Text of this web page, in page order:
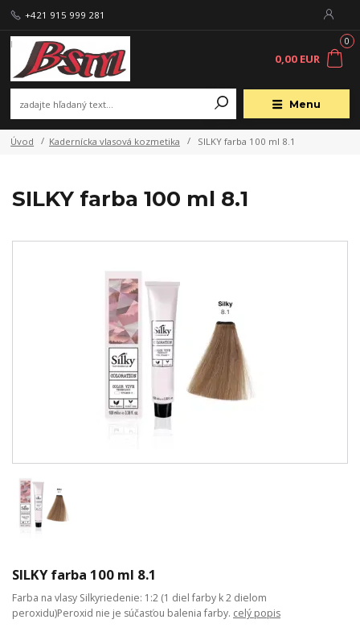
Menu
+421 915 999 281
0
0,00 EUR
Úvod Kadernícka vlasová kozmetika SILKY farba 100 ml 8.1
SILKY farba 100 ml 8.1
SILKY farba 100 ml 8.1
Farba na vlasy Silkyriedenie: 1:2 (1 diel farby k 2 dielom
peroxidu)Peroxid nie je súčasťou balenia farby. celý popis